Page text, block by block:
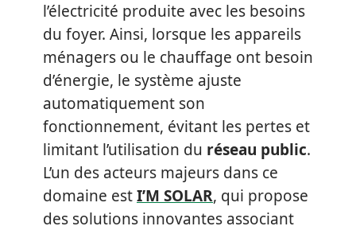
l’électricité produite avec les besoins
du foyer. Ainsi, lorsque les appareils
ménagers ou le chauffage ont besoin
d’énergie, le système ajuste
automatiquement son
fonctionnement, évitant les pertes et
limitant l’utilisation du réseau public.
L’un des acteurs majeurs dans ce
domaine estI’M SOLAR, qui propose
des solutions innovantes associant